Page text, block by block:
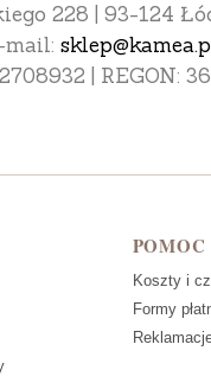
228 | 93-124
mail:
| REGON:
POMOC
Koszty i
Formy